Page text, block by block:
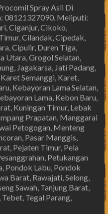
Spray Asli Di
08121327090. Meliputi:
Ciganjur, Cikoko,
Cilandak, Cipedak,
Cipulir, Duren Tiga,
Utara, Grogol Selatan,
Jagakarsa, Jati Padang,
Semanggi, Karet,
Kebayoran Lama Selatan,
Lama, Kebon Baru,
Kuningan Timur, Lebak
Prapatan, Manggarai
Petogogan, Menteng
Pasar Manggis,
Pejaten Timur, Pela
Petukangan
Pondok Labu, Pondok
Barat, Rawajati, Selong,
Sawah, Tanjung Barat,
Tegal Parang,